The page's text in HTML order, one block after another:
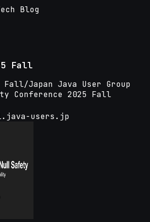
Blog
Fall
Fall/Japan Java User Group
Conference 2025 Fall
users.jp